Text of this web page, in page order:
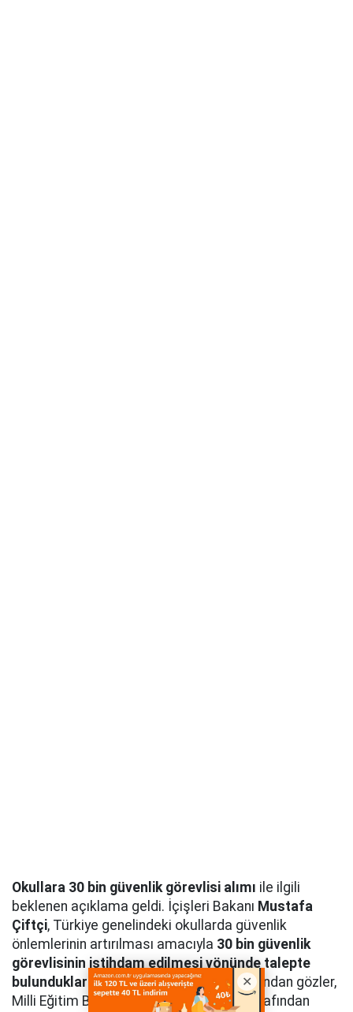
Okullara 30 bin güvenlik görevlisi alımı ile ilgili
beklenen açıklama geldi. İçişleri Bakanı Mustafa
Çiftçi, Türkiye genelindeki okullarda güvenlik
önlemlerinin artırılması amacıyla 30 bin güvenlik
görevlisinin istihdam edilmesi yönünde talepte
bulunduklarınıaçıkladı. Açıklamanın ardından gözler,
Milli Eğitim Bakanlığı ve ilgili kurumlar tarafından